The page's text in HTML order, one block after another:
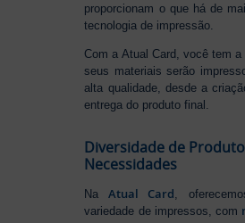
proporcionam o que há de
tecnologia de impressão.
Com a Atual Card, você tem
seus materiais serão
alta qualidade, desde a
entrega do produto final.
Diversidade de
Necessidades
NaAtual Card,
variedade de impressos, com